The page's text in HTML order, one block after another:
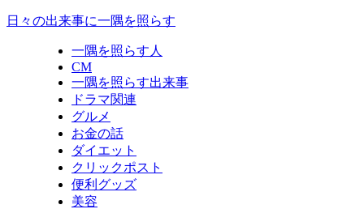
日々の出来事に一隅を照らす
一隅を照らす人
CM
一隅を照らす出来事
ドラマ関連
グルメ
お金の話
ダイエット
クリックポスト
便利グッズ
美容